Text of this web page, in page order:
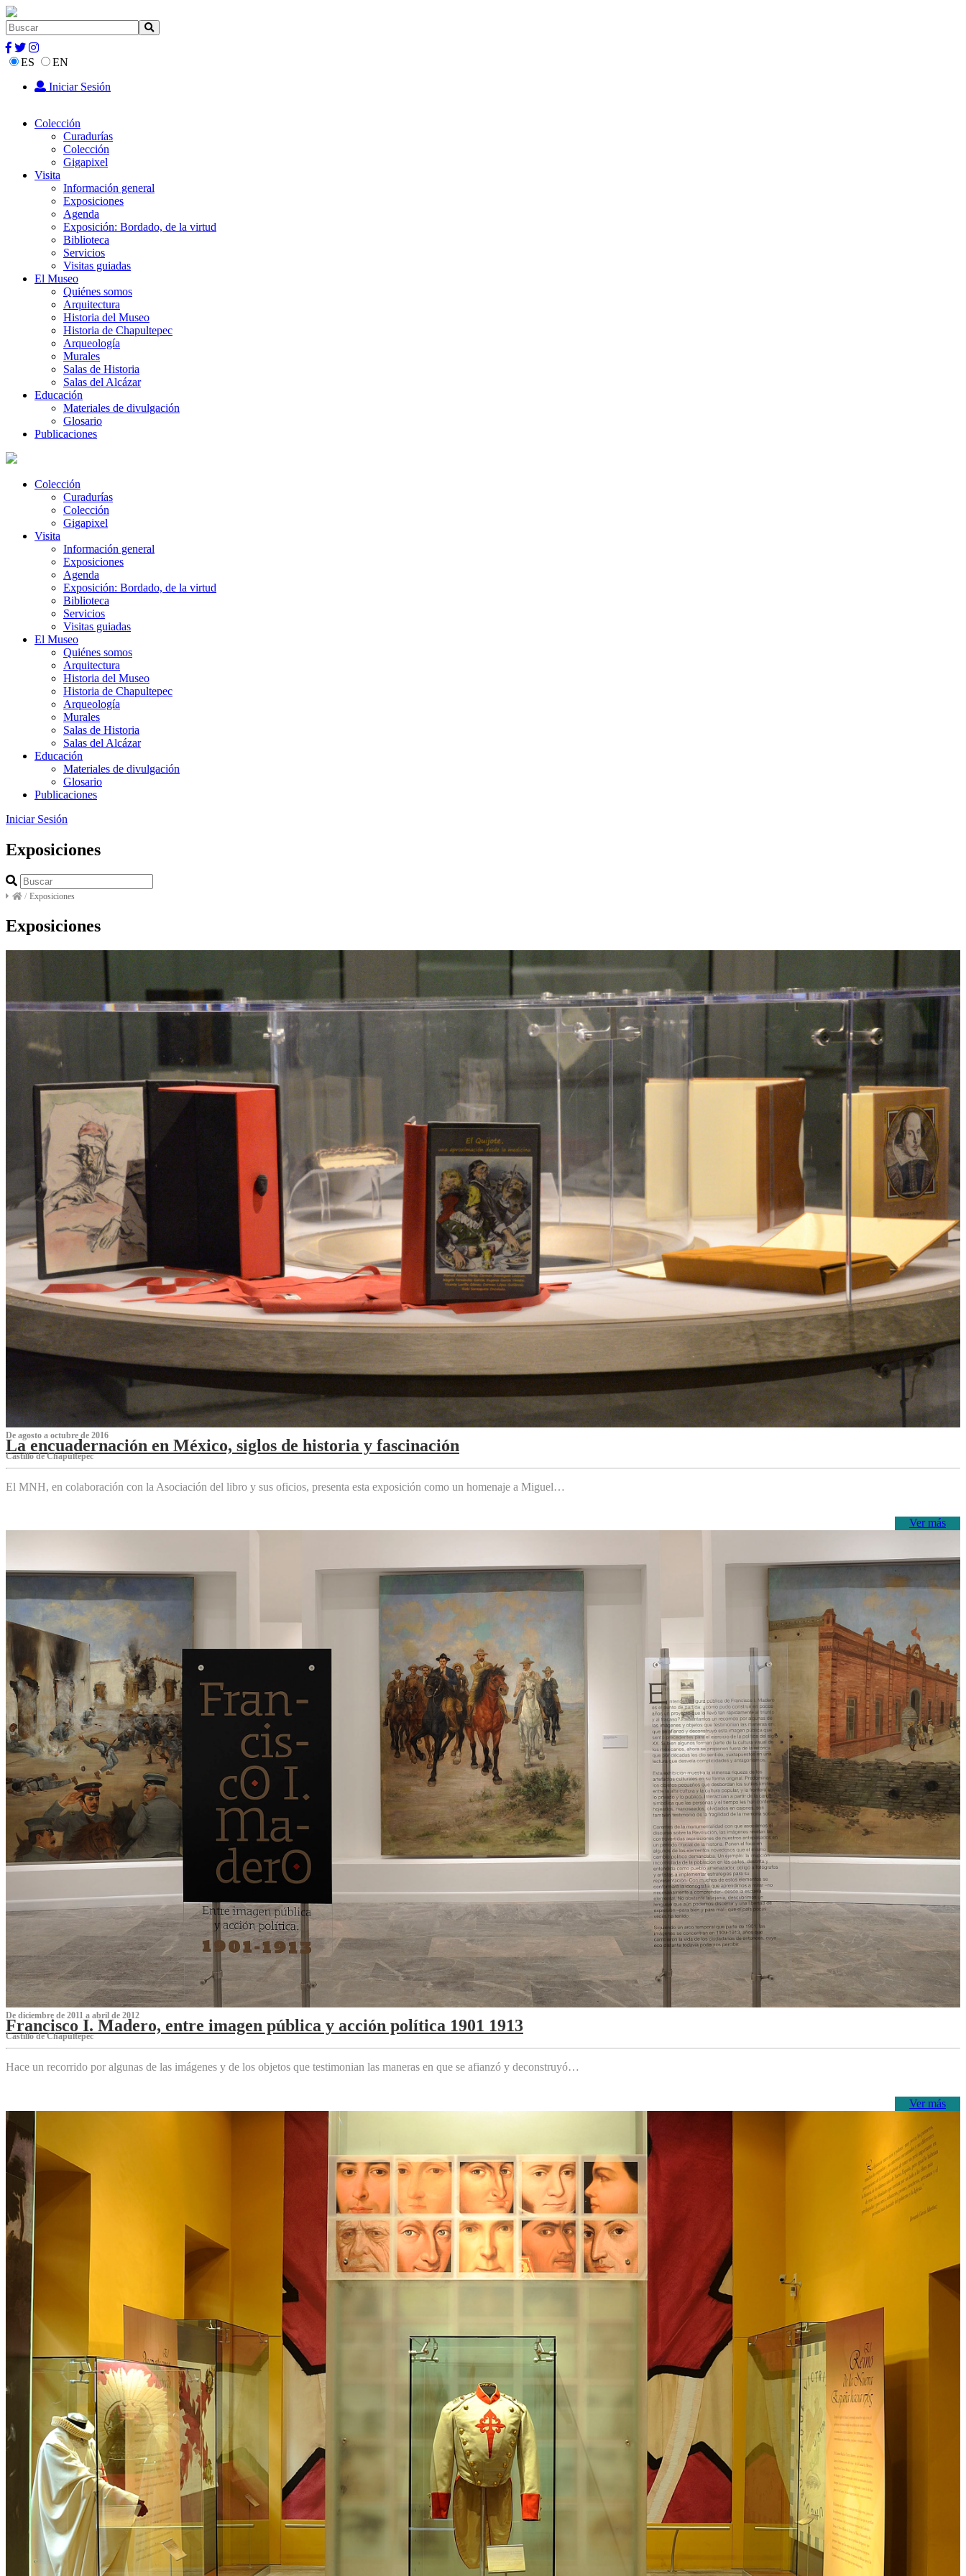
ES
EN
Iniciar Sesión
Colección
Curadurías
Colección
Gigapixel
Visita
Información general
Exposiciones
Agenda
Exposición: Bordado, de la virtud
Biblioteca
Servicios
Visitas guiadas
El Museo
Quiénes somos
Arquitectura
Historia del Museo
Historia de Chapultepec
Arqueología
Murales
Salas de Historia
Salas del Alcázar
Educación
Materiales de divulgación
Glosario
Publicaciones
Colección
Curadurías
Colección
Gigapixel
Visita
Información general
Exposiciones
Agenda
Exposición: Bordado, de la virtud
Biblioteca
Servicios
Visitas guiadas
El Museo
Quiénes somos
Arquitectura
Historia del Museo
Historia de Chapultepec
Arqueología
Murales
Salas de Historia
Salas del Alcázar
Educación
Materiales de divulgación
Glosario
Publicaciones
Iniciar Sesión
Exposiciones
/ Exposiciones
Exposiciones
De agosto a octubre de 2016
La encuadernación en México, siglos de historia y fascinación
Castillo de Chapultepec
El MNH, en colaboración con la Asociación del libro y sus oficios, presenta esta exposición como un homenaje a Miguel…
Ver más
De diciembre de 2011 a abril de 2012
Francisco I. Madero, entre imagen pública y acción política 1901 1913
Castillo de Chapultepec
Hace un recorrido por algunas de las imágenes y de los objetos que testimonian las maneras en que se afianzó y deconstruyó…
Ver más